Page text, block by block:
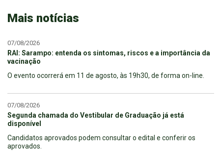
Mais notícias
07/08/2026
RAI: Sarampo: entenda os sintomas, riscos e a importância da
vacinação
O evento ocorrerá em 11 de agosto, às 19h30, de forma on-line.
07/08/2026
Segunda chamada do Vestibular de Graduação já está
disponível
Candidatos aprovados podem consultar o edital e conferir os
aprovados.